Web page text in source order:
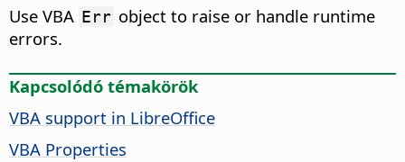
Use VBA Err object to raise or handle runtime
errors.
Kapcsolódó témakörök
VBA support in LibreOffice
VBA Properties